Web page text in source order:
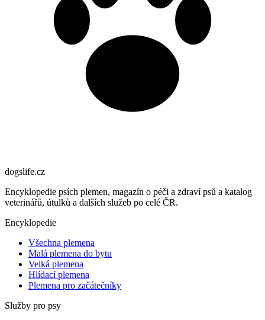
dogslife.cz
Encyklopedie psích plemen, magazín o péči a zdraví psů a katalog
veterinářů, útulků a dalších služeb po celé ČR.
Encyklopedie
Všechna plemena
Malá plemena do bytu
Velká plemena
Hlídací plemena
Plemena pro začátečníky
Služby pro psy